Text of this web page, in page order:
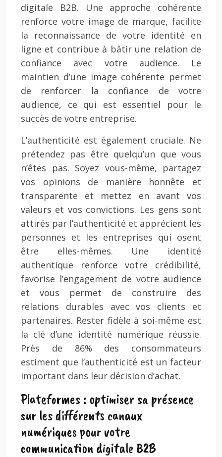
digitale B2B. Une approche cohérente
renforce votre image de marque, facilite
la reconnaissance de votre identité en
ligne et contribue à bâtir une relation de
confiance avec votre audience. Le
maintien d’une image cohérente permet
de renforcer la confiance de votre
audience, ce qui est essentiel pour le
succès de votre entreprise.
L’authenticité est également cruciale. Ne
prétendez pas être quelqu’un que vous
n’êtes pas. Soyez vous-même, partagez
vos opinions de manière honnête et
transparente et mettez en avant vos
valeurs et vos convictions. Les gens sont
attirés par l’authenticité et apprécient les
personnes et les entreprises qui osent
être elles-mêmes. Une identité
authentique renforce votre crédibilité,
favorise l’engagement de votre audience
et vous permet de construire des
relations durables avec vos clients et
partenaires. Rester fidèle à soi-même est
la clé d’une identité numérique réussie.
Près de 86% des consommateurs
estiment que l’authenticité est un facteur
important dans leur décision d’achat.
Plateformes : optimiser sa présence
sur les différents canaux
numériques pour votre
communication digitale B2B